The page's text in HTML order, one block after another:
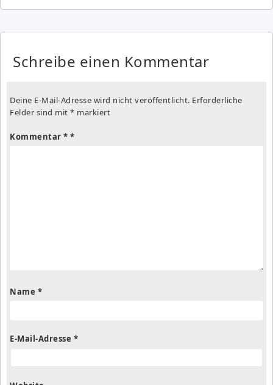
Schreibe einen Kommentar
Deine E-Mail-Adresse wird nicht veröffentlicht. Erforderliche
Felder sind mit * markiert
Kommentar *
Name *
E-Mail-Adresse *